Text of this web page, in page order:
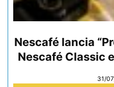
Nescafé lancia
Nescafé Classic
31/